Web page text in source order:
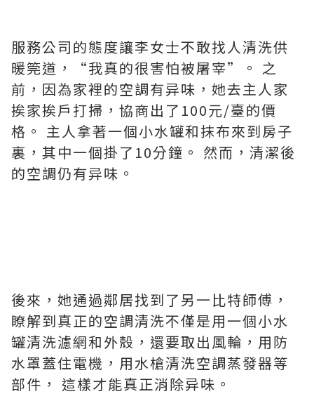
服務公司的態度讓李女士不敢找人清洗供
暖筦道，“我真的很害怕被屠宰”。 之
前，因為家裡的空調有异味，她去主人家
挨家挨戶打掃，協商出了100元/臺的價
格。 主人拿著一個小水罐和抹布來到房子
裏，其中一個掛了10分鐘。 然而，清潔後
的空調仍有异味。
後來，她通過鄰居找到了另一比特師傅，
瞭解到真正的空調清洗不僅是用一個小水
罐清洗濾網和外殼，還要取出風輪，用防
水罩蓋住電機，用水槍清洗空調蒸發器等
部件， 這樣才能真正消除异味。